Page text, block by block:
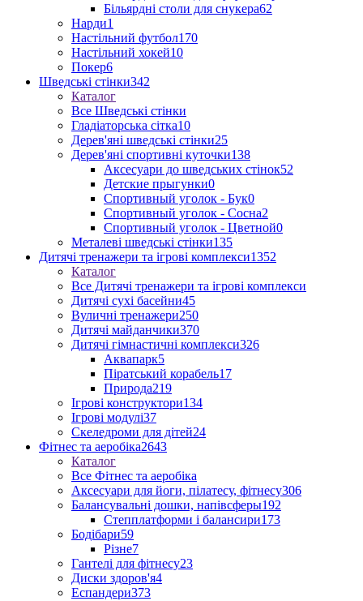
Більярдні столи для снукера62
Нарди1
Настільний футбол170
Настільний хокей10
Покер6
Шведські стінки342
Каталог
Все Шведські стінки
Гладіаторська сітка10
Дерев'яні шведські стінки25
Дерев'яні спортивні куточки138
Аксесуари до шведських стінок52
Детские прыгунки0
Спортивный уголок - Бук0
Спортивный уголок - Сосна2
Спортивный уголок - Цветной0
Металеві шведські стінки135
Дитячі тренажери та ігрові комплекси1352
Каталог
Все Дитячі тренажери та ігрові комплекси
Дитячі сухі басейни45
Вуличні тренажери250
Дитячі майданчики370
Дитячі гімнастичні комплекси326
Аквапарк5
Піратський корабель17
Природа219
Ігрові конструктори134
Ігрові модулі37
Скеледроми для дітей24
Фітнес та аеробіка2643
Каталог
Все Фітнес та аеробіка
Аксесуари для йоги, пілатесу, фітнесу306
Балансувальні дошки, напівсферы192
Степплатформи і балансири173
Бодібари59
Різне7
Гантелі для фітнесу23
Диски здоров'я4
Еспандери373